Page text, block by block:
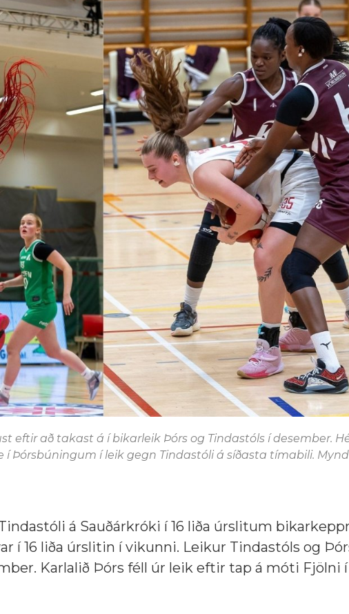
eftir að takast á í bikarleik Þórs og Tindastóls í desember.
í Þórsbúningum í leik gegn Tindastóli á síðasta tímabili.
á Sauðárkróki í 16 liða úrslitum
í 16 liða úrslitin í vikunni. Leikur Tindastóls og
Karlalið Þórs féll úr leik eftir tap á móti Fjölni